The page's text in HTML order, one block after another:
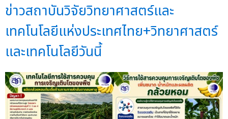
ข่าวสถาบันวิจัยวิทยาศาสตร์และ
เทคโนโลยีแห่งประเทศไทย+วิทยาศาสตร์
และเทคโนโลยีวันนี้